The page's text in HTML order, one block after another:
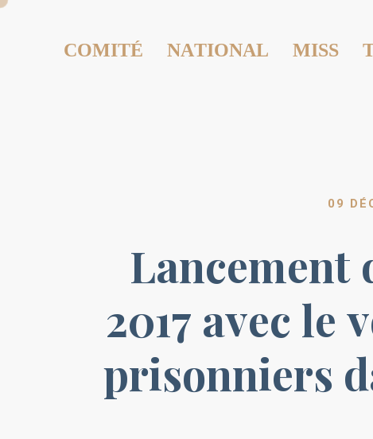
COMITÉ NATIONAL MISS
09
Lancement
2017 avec le
prisonniers